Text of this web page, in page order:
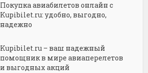
Покупка авиабилетов онлайн с
Kupibilet.ru: удобно, выгодно,
надежно
Kupibilet.ru – ваш надежный
помощник в мире авиаперелетов
и выгодных акций